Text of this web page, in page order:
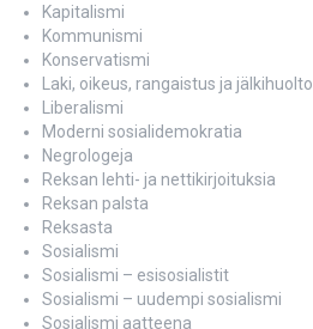
Kapitalismi
Kommunismi
Konservatismi
Laki, oikeus, rangaistus ja jälkihuolto
Liberalismi
Moderni sosialidemokratia
Negrologeja
Reksan lehti- ja nettikirjoituksia
Reksan palsta
Reksasta
Sosialismi
Sosialismi – esisosialistit
Sosialismi – uudempi sosialismi
Sosialismi aatteena